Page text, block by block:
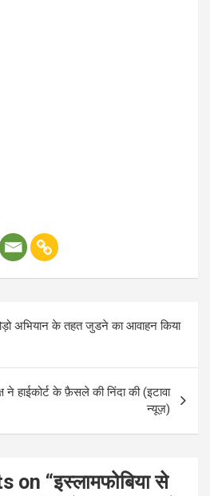
अभियान के तहत जुडने का आवाहन किया
ने हाईकोर्ट के फ़ैसले की निंदा की (इटावा
न्यूज़)
on “इस्लामफोबिया से